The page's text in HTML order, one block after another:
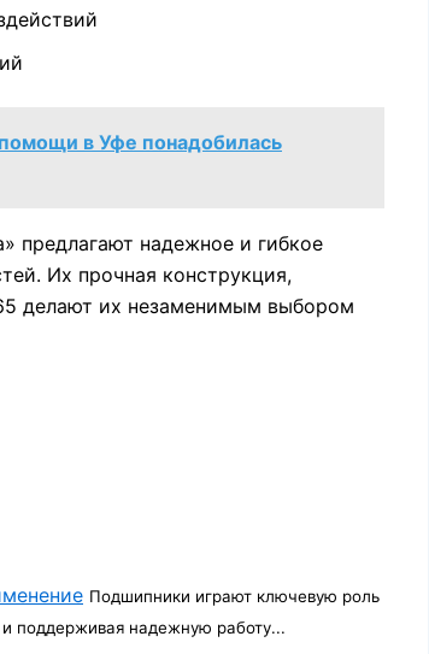
в Уфе понадобилась
предлагают надежное и гибкое
Их прочная конструкция,
делают их незаменимым выбором
Подшипники играют ключевую роль
поддерживая надежную работу...